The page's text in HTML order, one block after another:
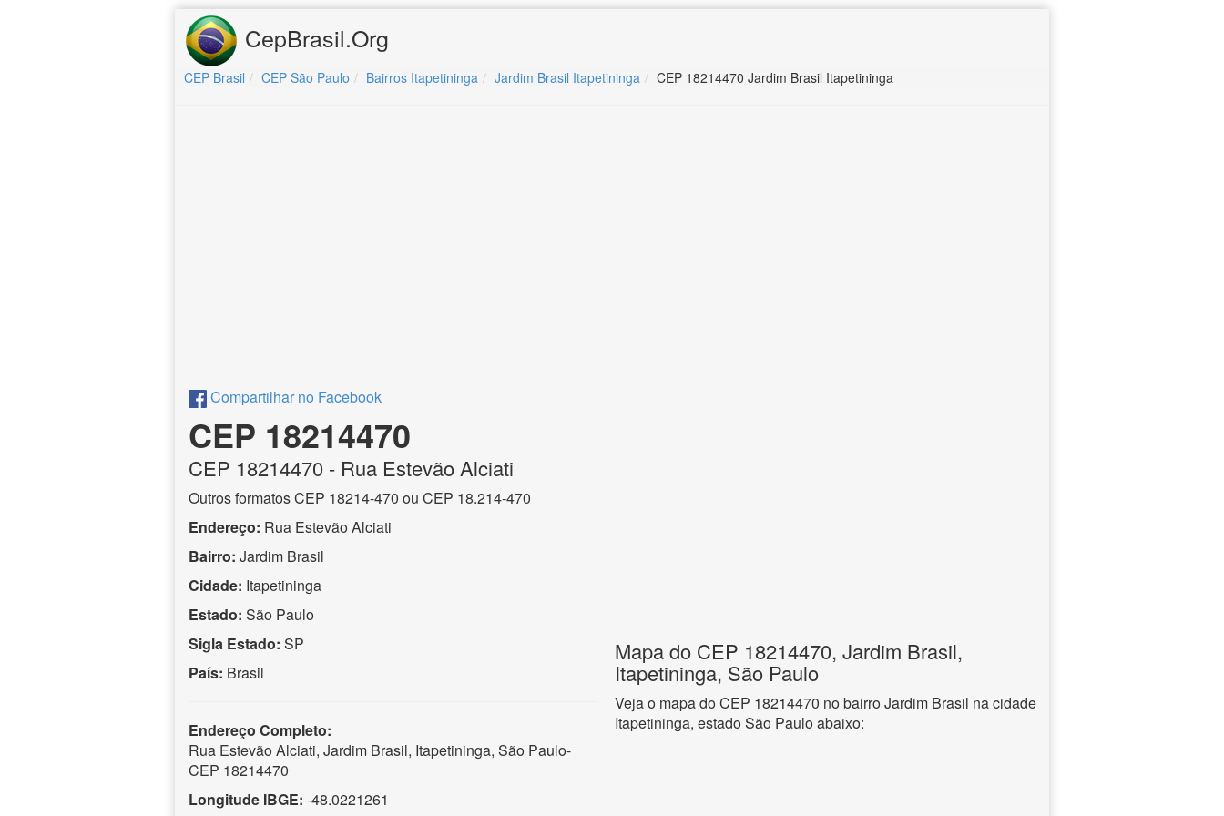
CepBrasil.Org
CEP Brasil CEP São Paulo Bairros Itapetininga Jardim Brasil Itapetininga CEP 18214470 Jardim Brasil Itapetininga
Compartilhar no Facebook
CEP 18214470
CEP 18214470 - Rua Estevão Alciati
Outros formatos CEP 18214-470 ou CEP 18.214-470
Endereço: Rua Estevão Alciati
Bairro: Jardim Brasil
Cidade: Itapetininga
Estado: São Paulo
Sigla Estado: SP
País: Brasil
Endereço Completo:
Rua Estevão Alciati, Jardim Brasil, Itapetininga, São Paulo-
CEP 18214470
Longitude IBGE: -48.0221261
Mapa do CEP 18214470, Jardim Brasil,
Itapetininga, São Paulo
Veja o mapa do CEP 18214470 no bairro Jardim Brasil na cidade
Itapetininga, estado São Paulo abaixo: